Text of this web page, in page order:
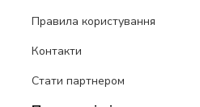
Правила користування
Контакти
Стати партнером